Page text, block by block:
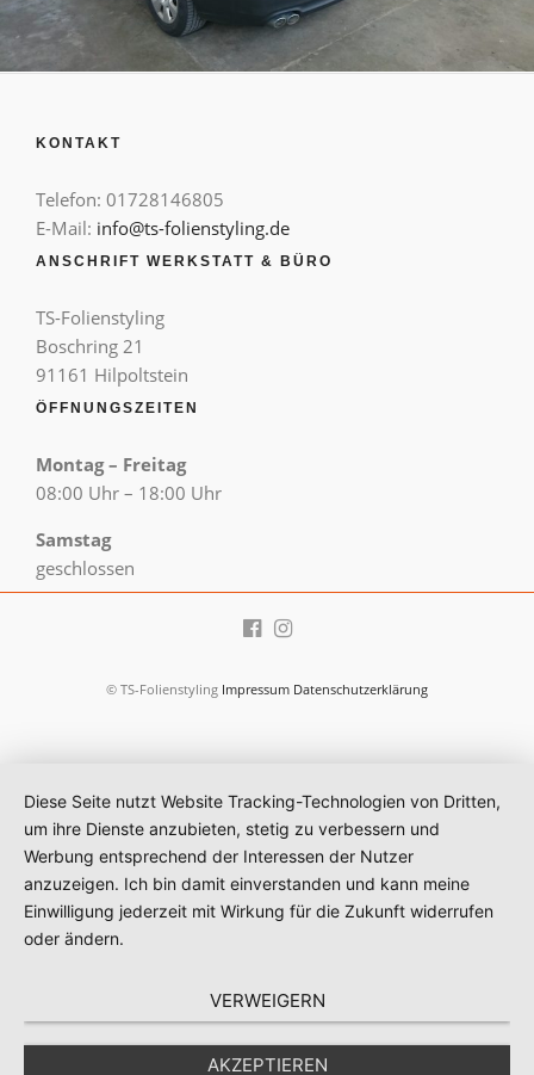
KONTAKT
Telefon: 01728146805
E-Mail: info@ts-folienstyling.de
ANSCHRIFT WERKSTATT & BÜRO
TS-Folienstyling
Boschring 21
91161 Hilpoltstein
ÖFFNUNGSZEITEN
Montag – Freitag
08:00 Uhr – 18:00 Uhr
Samstag
geschlossen
© TS-Folienstyling Impressum Datenschutzerklärung
Diese Seite nutzt Website Tracking-Technologien von Dritten,
um ihre Dienste anzubieten, stetig zu verbessern und
Werbung entsprechend der Interessen der Nutzer
anzuzeigen. Ich bin damit einverstanden und kann meine
Einwilligung jederzeit mit Wirkung für die Zukunft widerrufen
oder ändern.
VERWEIGERN
AKZEPTIEREN